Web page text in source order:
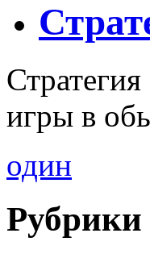
игры в
один
Рубрики